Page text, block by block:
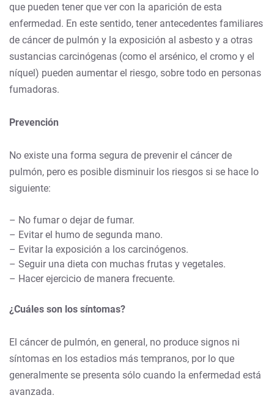
que pueden tener que ver con la aparición de esta
enfermedad. En este sentido, tener antecedentes familiares
de cáncer de pulmón y la exposición al asbesto y a otras
sustancias carcinógenas (como el arsénico, el cromo y el
níquel) pueden aumentar el riesgo, sobre todo en personas
fumadoras.
Prevención
No existe una forma segura de prevenir el cáncer de
pulmón, pero es posible disminuir los riesgos si se hace lo
siguiente:
– No fumar o dejar de fumar.
– Evitar el humo de segunda mano.
– Evitar la exposición a los carcinógenos.
– Seguir una dieta con muchas frutas y vegetales.
– Hacer ejercicio de manera frecuente.
¿Cuáles son los síntomas?
El cáncer de pulmón, en general, no produce signos ni
síntomas en los estadios más tempranos, por lo que
generalmente se presenta sólo cuando la enfermedad está
avanzada.